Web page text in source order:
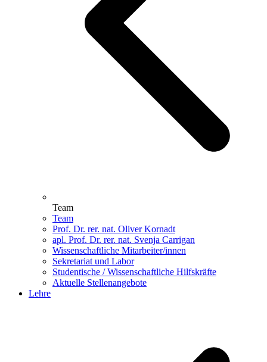
Team
Team
Prof. Dr. rer. nat. Oliver Kornadt
apl. Prof. Dr. rer. nat. Svenja Carrigan
Wissenschaftliche Mitarbeiter/innen
Sekretariat und Labor
Studentische / Wissenschaftliche Hilfskräfte
Aktuelle Stellenangebote
Lehre